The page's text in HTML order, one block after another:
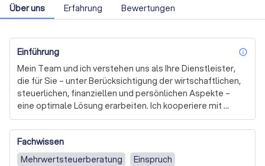
Über uns Erfahrung Bewertungen
Einführung
Mein Team und ich verstehen uns als Ihre Dienstleister,
die für Sie – unter Berücksichtigung der wirtschaftlichen,
steuerlichen, finanziellen und persönlichen Aspekte –
eine optimale Lösung erarbeiten. Ich kooperiere mit
ausgesuchten Partnern sowohl im eigenen Fachgebiet
als auch bei Bedarf mit Kollegen in angrenzenden
Spezialgebieten und anderer
Dienstleistungsunternehmen.
Fachwissen
Mehrwertsteuerberatung
Einspruch